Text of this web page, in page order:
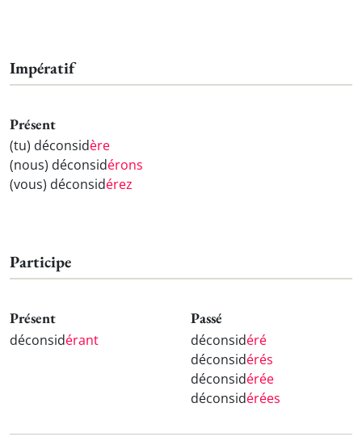
Impératif
Présent
(tu) déconsidère
(nous) déconsidérons
(vous) déconsidérez
Participe
Présent
déconsidérant
Passé
déconsidéré
déconsidérés
déconsidérée
déconsidérées